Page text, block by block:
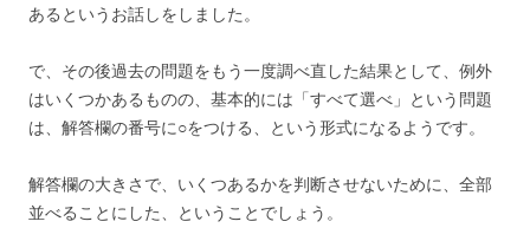
あるというお話しをしました。
で、その後過去の問題をもう一度調べ直した結果として、例外
はいくつかあるものの、基本的には「すべて選べ」という問題
は、解答欄の番号に○をつける、という形式になるようです。
解答欄の大きさで、いくつあるかを判断させないために、全部
並べることにした、ということでしょう。